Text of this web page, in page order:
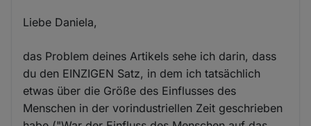
Liebe Daniela,
das Problem deines Artikels sehe ich darin, dass
du den EINZIGEN Satz, in dem ich tatsächlich
etwas über die Größe des Einflusses des
Menschen in der vorindustriellen Zeit geschrieben